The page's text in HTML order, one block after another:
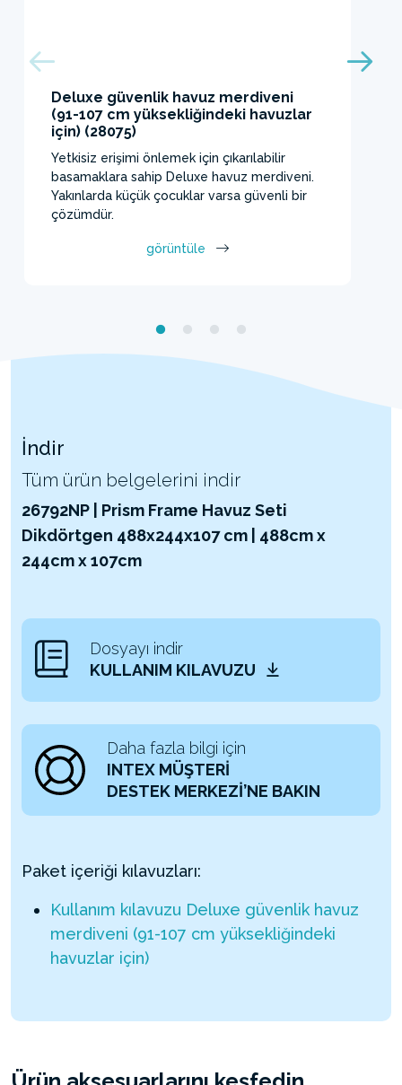
Deluxe güvenlik havuz merdiveni
(91-107 cm yüksekliğindeki havuzlar
için) (28075)
Yetkisiz erişimi önlemek için çıkarılabilir
basamaklara sahip Deluxe havuz merdiveni.
Yakınlarda küçük çocuklar varsa güvenli bir
çözümdür.
görüntüle
İndir
Tüm ürün belgelerini indir
26792NP | Prism Frame Havuz Seti
Dikdörtgen 488x244x107 cm | 488cm x
244cm x 107cm
Dosyayı indir
KULLANIM KILAVUZU
Daha fazla bilgi için
INTEX MÜŞTERİ
DESTEK MERKEZİ’NE BAKIN
Paket içeriği kılavuzları:
Kullanım kılavuzu Deluxe güvenlik havuz
merdiveni (91-107 cm yüksekliğindeki
havuzlar için)